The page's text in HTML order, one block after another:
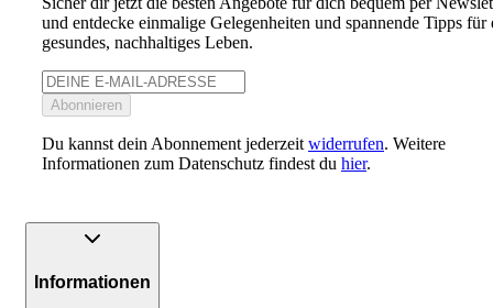
und entdecke einmalige Gelegenheiten und spannende Tipps für
gesundes, nachhaltiges Leben.
Abonnieren
Du kannst dein Abonnement jederzeitwiderrufen. Weitere
Informationen zum Datenschutz findest du hier.
Informationen